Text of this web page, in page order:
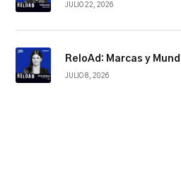
JULIO 22, 2026
JULIO 8, 2026